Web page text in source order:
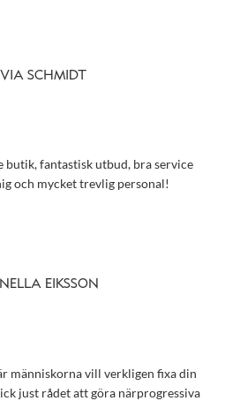
SCHMIDT
butik, fantastisk utbud, bra service
och mycket trevlig personal!
EIKSSON
människorna vill verkligen fixa din
just rådet att göra närprogressiva